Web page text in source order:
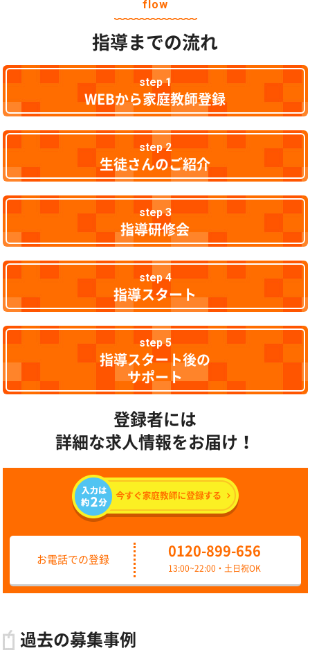
flow
指導までの流れ
step 1
WEBから家庭教師登録
step 2
生徒さんのご紹介
step 3
指導研修会
step 4
指導スタート
step 5
指導スタート後の
サポート
登録者には
詳細な求人情報をお届け！
お電話での登録
0120-899-656
13:00~22:00・土日祝OK
過去の募集事例